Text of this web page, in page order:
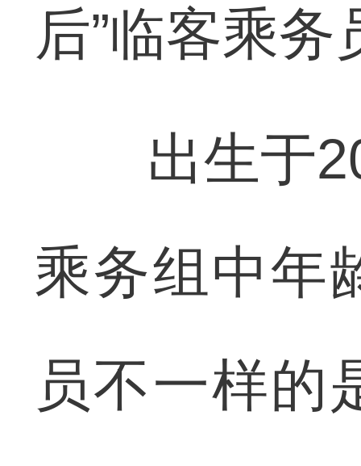
后”临客乘
出生于
乘务组中年
员不一样的